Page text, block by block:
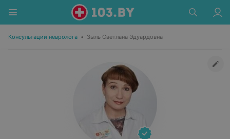
Консультации невролога • Зыль Светлана Эдуардовна